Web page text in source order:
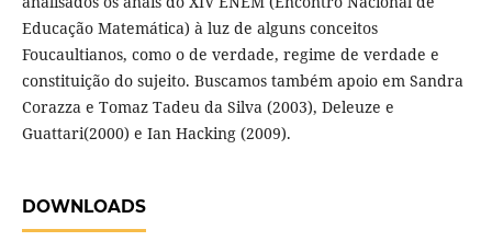
Educação Matemática) à luz de alguns conceitos
Foucaultianos, como o de verdade, regime de verdade e
constituição do sujeito. Buscamos também apoio em Sandra
Corazza e Tomaz Tadeu da Silva (2003), Deleuze e
Guattari(2000) e Ian Hacking (2009).
DOWNLOADS